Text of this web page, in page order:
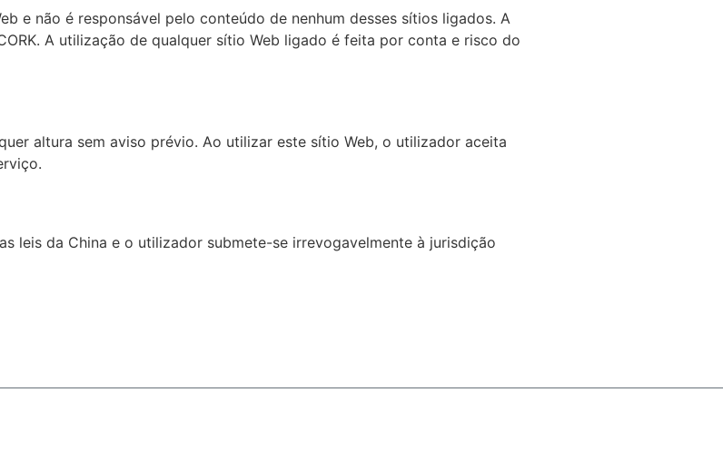
e não é responsável pelo conteúdo de nenhum desses sítios ligados. A
A utilização de qualquer sítio Web ligado é feita por conta e risco do
altura sem aviso prévio. Ao utilizar este sítio Web, o utilizador aceita
leis da China e o utilizador submete-se irrevogavelmente à jurisdição